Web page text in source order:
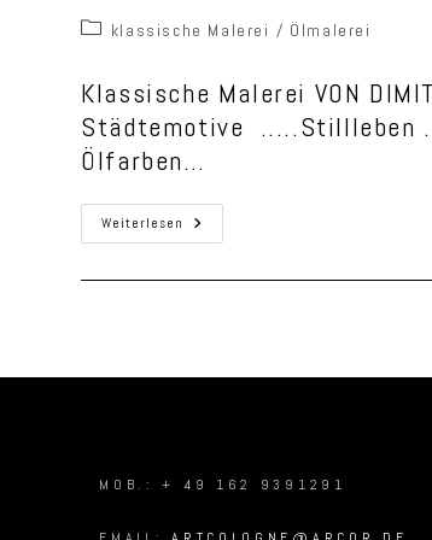
Beitrags-
klassische Malerei / Ölmalerei
Klassische Malerei VON
Städtemotive .....Stillleben
Ölfarben…
Weiterlesen Malerei
Klassisch
MOB.: + 49 162 9391291